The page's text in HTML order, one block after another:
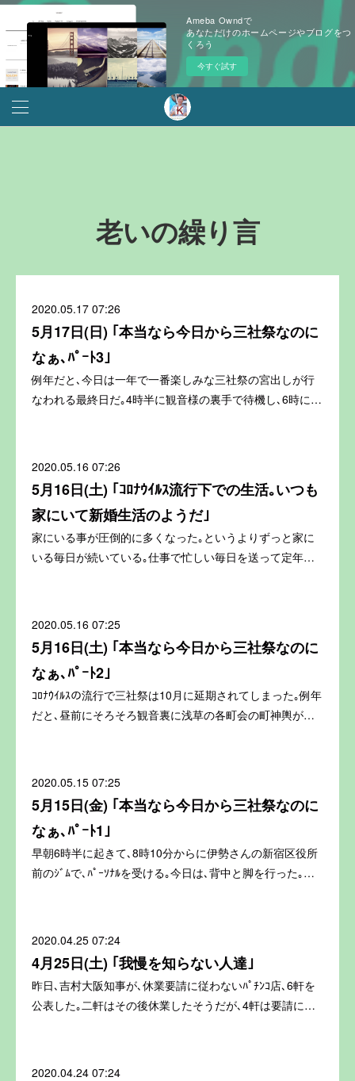
Ameba Owndで
あなただけのホームページやブログをつ
くろう
今すぐ試す
老いの繰り言
2020.05.17 07:26
5月17日(日) ｢本当なら今日から三社祭なのに
なぁ､ﾊﾟｰﾄ3｣
例年だと､今日は一年で一番楽しみな三社祭の宮出しが行
なわれる最終日だ｡4時半に観音様の裏手で待機し､6時に…
2020.05.16 07:26
5月16日(土) ｢ｺﾛﾅｳｲﾙｽ流行下での生活｡いつも
家にいて新婚生活のようだ｣
家にいる事が圧倒的に多くなった｡というよりずっと家に
いる毎日が続いている｡仕事で忙しい毎日を送って定年…
2020.05.16 07:25
5月16日(土) ｢本当なら今日から三社祭なのに
なぁ､ﾊﾟｰﾄ2｣
ｺﾛﾅｳｲﾙｽの流行で三社祭は10月に延期されてしまった｡例年
だと､昼前にそろそろ観音裏に浅草の各町会の町神輿が…
2020.05.15 07:25
5月15日(金) ｢本当なら今日から三社祭なのに
なぁ､ﾊﾟｰﾄ1｣
早朝6時半に起きて､8時10分からに伊勢さんの新宿区役所
前のｼﾞﾑで､ﾊﾟｰｿﾅﾙを受ける｡今日は､背中と脚を行った｡…
2020.04.25 07:24
4月25日(土) ｢我慢を知らない人達｣
昨日､吉村大阪知事が､休業要請に従わないﾊﾟﾁﾝｺ店､6軒を
公表した｡二軒はその後休業したそうだが､4軒は要請に…
2020.04.24 07:24